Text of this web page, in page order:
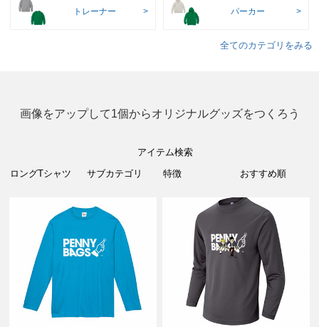
トレーナー パーカー
全てのカテゴリをみる
画像をアップして1個からオリジナルグッズをつくろう
アイテム検索